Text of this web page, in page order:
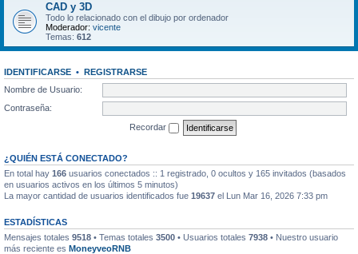
CAD y 3D
Todo lo relacionado con el dibujo por ordenador
Moderador: vicente
Temas: 612
IDENTIFICARSE • REGISTRARSE
Nombre de Usuario:
Contraseña:
Recordar
¿QUIÉN ESTÁ CONECTADO?
En total hay 166 usuarios conectados :: 1 registrado, 0 ocultos y 165 invitados (basados
en usuarios activos en los últimos 5 minutos)
La mayor cantidad de usuarios identificados fue 19637 el Lun Mar 16, 2026 7:33 pm
ESTADÍSTICAS
Mensajes totales 9518 • Temas totales 3500 • Usuarios totales 7938 • Nuestro usuario
más reciente es MoneyveoRNB